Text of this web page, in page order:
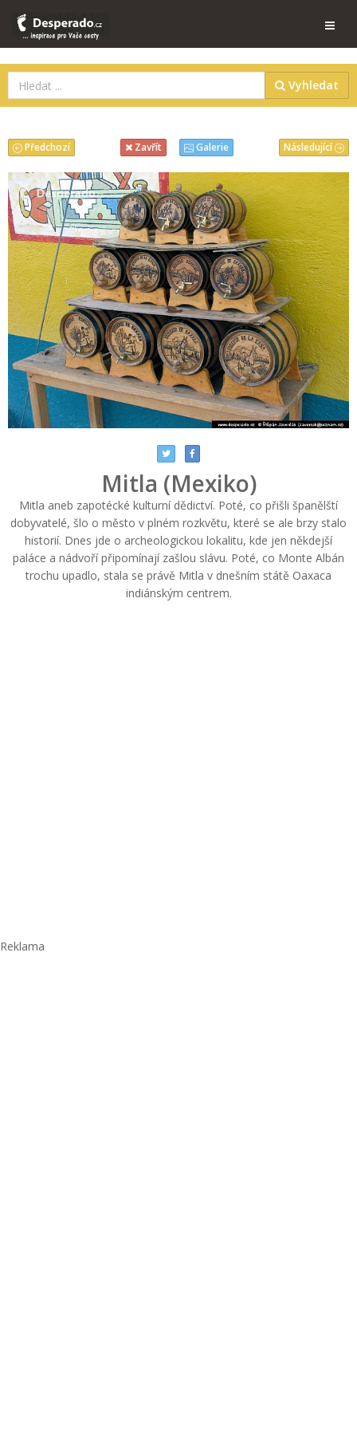
Vyhledat
Následující
Předchozí Zavřít Galerie
Mitla (Mexiko)
Mitla aneb zapotécké kulturní dědictví. Poté, co přišli španělští
dobyvatelé, šlo o město v plném rozkvětu, které se ale brzy stalo
historií. Dnes jde o archeologickou lokalitu, kde jen někdejší
paláce a nádvoří připomínají zašlou slávu. Poté, co Monte Albán
trochu upadlo, stala se právě Mitla v dnešním státě Oaxaca
indiánským centrem.
Reklama